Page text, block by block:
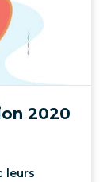
2020
leurs